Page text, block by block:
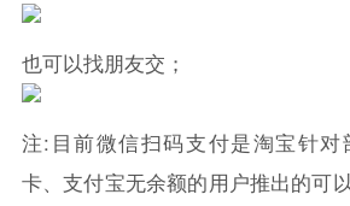
也可以找朋友交；
注:目前微信扫码支付是淘宝针
卡、支付宝无余额的用户推出的可